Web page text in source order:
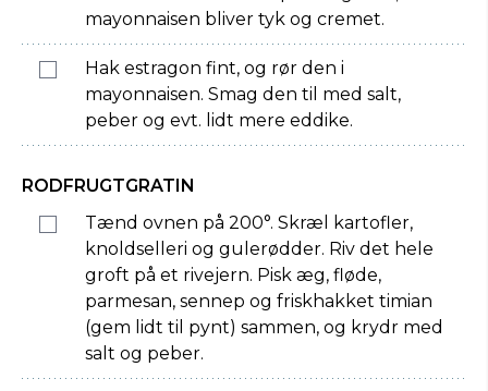
mayonnaisen bliver tyk og cremet.
Hak estragon fint, og rør den i
mayonnaisen. Smag den til med salt,
peber og evt. lidt mere eddike.
RODFRUGTGRATIN
Tænd ovnen på 200°. Skræl kartofler,
knoldselleri og gulerødder. Riv det hele
groft på et rivejern. Pisk æg, fløde,
parmesan, sennep og friskhakket timian
(gem lidt til pynt) sammen, og krydr med
salt og peber.